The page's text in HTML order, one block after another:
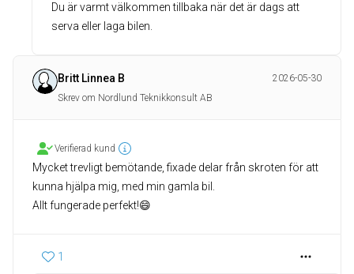
Du är varmt välkommen tillbaka när det är dags att
serva eller laga bilen.
Britt Linnea B
2026-05-30
Skrev om Nordlund Teknikkonsult AB
Verifierad kund
Mycket trevligt bemötande, fixade delar från skroten för att
kunna hjälpa mig, med min gamla bil.
1